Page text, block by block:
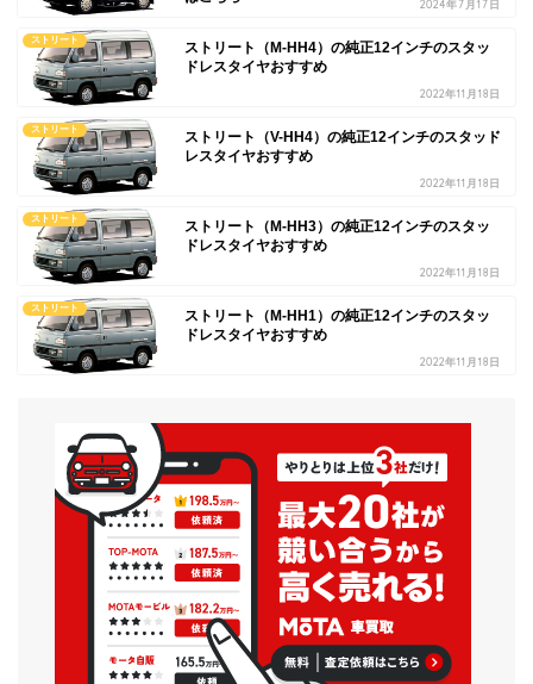
2024年7月17日
ストリート
ストリート（M-HH4）の純正12インチのスタッ
ドレスタイヤおすすめ
2022年11月18日
ストリート
ストリート（V-HH4）の純正12インチのスタッド
レスタイヤおすすめ
2022年11月18日
ストリート
ストリート（M-HH3）の純正12インチのスタッ
ドレスタイヤおすすめ
2022年11月18日
ストリート
ストリート（M-HH1）の純正12インチのスタッ
ドレスタイヤおすすめ
2022年11月18日